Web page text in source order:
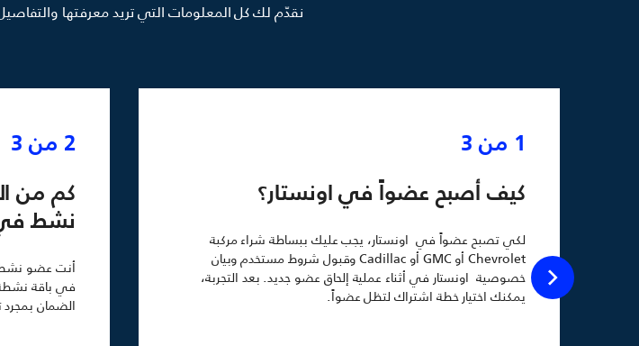
نقدّم لك كل المعلومات التي تريد معرفتها
1 من 3
كيف أصبح عضواً في اونستار؟
لكي تصبح عضواً في اونستار، يجب عليك ببساطة شراء مركبة
Chevrolet أو GMC أو Cadillac وقبول شروط مستخدم وبيان
خصوصية اونستار في أثناء عملية إلحاق عضو جديد. بعد التجربة،
يمكنك اختيار خطة اشتراك لتظل عضواً.
2 من 3
كم من
نشط
أنت عضو نشط
الضمان